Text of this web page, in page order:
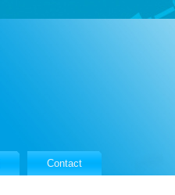
Contact